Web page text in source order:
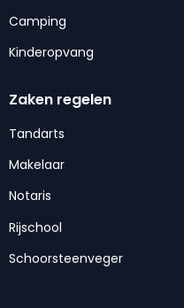
Camping
Kinderopvang
Zaken regelen
Tandarts
Makelaar
Notaris
Rijschool
Schoorsteenveger